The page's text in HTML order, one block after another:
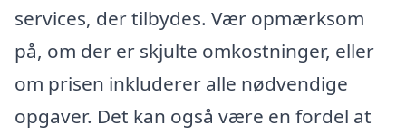
services, der tilbydes. Vær opmærksom
på, om der er skjulte omkostninger, eller
om prisen inkluderer alle nødvendige
opgaver. Det kan også være en fordel at